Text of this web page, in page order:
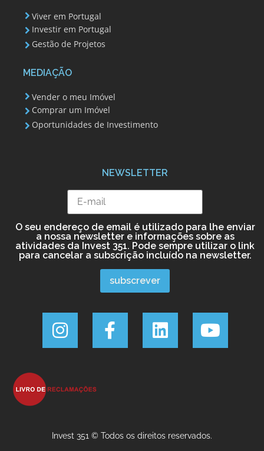
Viver em Portugal
Investir em Portugal
Gestão de Projetos
MEDIAÇÃO
Vender o meu Imóvel
Comprar um Imóvel
Oportunidades de Investimento
NEWSLETTER
O seu endereço de email é utilizado para lhe enviar
a nossa newsletter e informações sobre as
atividades da Invest 351. Pode sempre utilizar o link
para cancelar a subscrição incluído na newsletter.
Invest 351 © Todos os direitos reservados.